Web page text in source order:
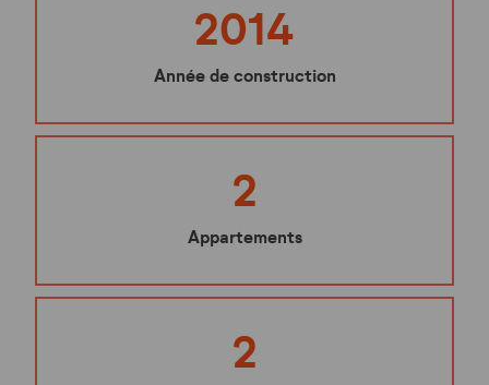
2014
Année de construction
2
Appartements
2